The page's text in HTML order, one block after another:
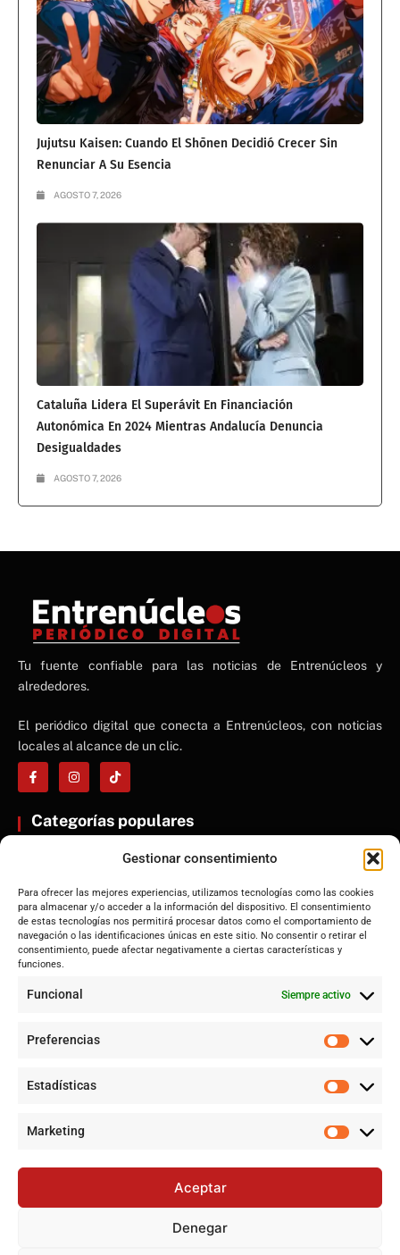
Gestionar consentimiento
Para ofrecer las mejores experiencias, utilizamos tecnologías como las cookies
para almacenar y/o acceder a la información del dispositivo. El consentimiento
de estas tecnologías nos permitirá procesar datos como el comportamiento de
navegación o las identificaciones únicas en este sitio. No consentir o retirar el
consentimiento, puede afectar negativamente a ciertas características y
funciones.
Funcional Siempre activo
Preferencias
Estadísticas
Marketing
Aceptar
Denegar
Jujutsu Kaisen: Cuando El Shōnen Decidió Crecer Sin
Renunciar A Su Esencia
AGOSTO 7, 2026
Cataluña Lidera El Superávit En Financiación
Autonómica En 2024 Mientras Andalucía Denuncia
Desigualdades
AGOSTO 7, 2026
NE
NEWS ELEMENTOR
Tu fuente confiable para las noticias de Entrenúcleos y
alrededores.
El periódico digital que conecta a Entrenúcleos, con noticias
locales al alcance de un clic.
Categorías populares
Sevilla
Andalucía
Internacional
Tecnología
Cultura y ocio
Deportes y vida
Lo más leído
Jujutsu Kaisen: cuándo el shōnen decidió crecer sin perder su